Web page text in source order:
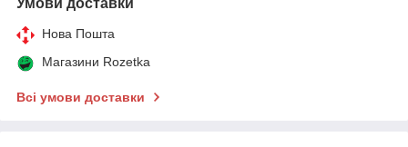
Умови доставки
Нова Пошта
Магазини Rozetka
Всі умови доставки